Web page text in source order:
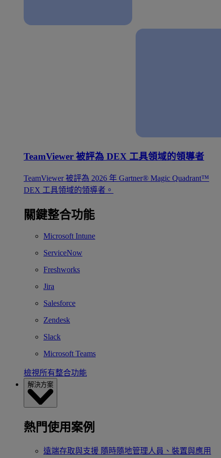
TeamViewer 被評為 DEX 工具領域的領導者
TeamViewer 被評為 2026 年 Gartner® Magic Quadrant™
DEX 工具領域的領導者。
關鍵整合功能
Microsoft Intune
ServiceNow
Freshworks
Jira
Salesforce
Zendesk
Slack
Microsoft Teams
檢視所有整合功能
解決方案
熱門使用案例
遠端存取與支援 隨時隨地管理人員、裝置與應用